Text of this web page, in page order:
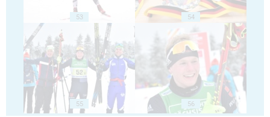
53 54
55 56